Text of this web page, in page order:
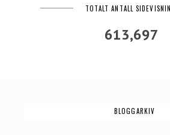
TOTALT ANTALL
613,697
BLOGGARKIV